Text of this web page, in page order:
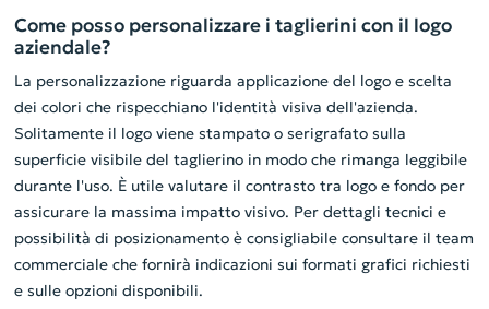
Come posso personalizzare i taglierini con il logo
aziendale?
La personalizzazione riguarda applicazione del logo e scelta
dei colori che rispecchiano l'identità visiva dell'azienda.
Solitamente il logo viene stampato o serigrafato sulla
superficie visibile del taglierino in modo che rimanga leggibile
durante l'uso. È utile valutare il contrasto tra logo e fondo per
assicurare la massima impatto visivo. Per dettagli tecnici e
possibilità di posizionamento è consigliabile consultare il team
commerciale che fornirà indicazioni sui formati grafici richiesti
e sulle opzioni disponibili.